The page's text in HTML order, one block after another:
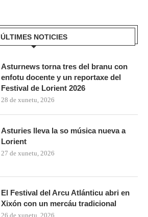
ÚLTIMES NOTICIES
Asturnews torna tres del branu con
enfotu docente y un reportaxe del
Festival de Lorient 2026
28 de xunetu, 2026
Asturies lleva la so música nueva a
Lorient
27 de xunetu, 2026
El Festival del Arcu Atlánticu abri en
Xixón con un mercáu tradicional
26 de xunetu, 2026